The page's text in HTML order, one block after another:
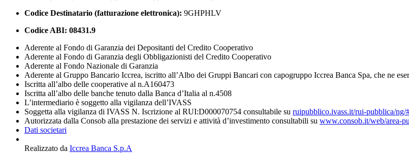
Codice Destinatario (fatturazione elettronica): 9GHPHLV
Codice ABI: 08431.9
Aderente al Fondo di Garanzia dei Depositanti del Credito Cooperativo
Aderente al Fondo di Garanzia degli Obbligazionisti del Credito Cooperativo
Aderente al Fondo Nazionale di Garanzia
Aderente al Gruppo Bancario Iccrea, iscritto all’Albo dei Gruppi Bancari con capogruppo Iccrea Banca Spa, che ne
Iscritta all’albo delle cooperative al n.A160473
Iscritta all’albo delle banche tenuto dalla Banca d’Italia al n.4508
L’intermediario è soggetto alla vigilanza dell’IVASS
Soggetta alla vigilanza di IVASS N. Iscrizione al RUI:D000070754 consultabile su ruipubblico.ivass.it/rui-pubblica/ng/
Autorizzata dalla Consob alla prestazione dei servizi e attività d’investimento consultabili su www.consob.it/web/area-
Dati societari
Realizzato da Iccrea Banca S.p.A